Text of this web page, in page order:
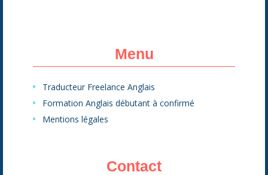
Menu
Traducteur Freelance Anglais
Formation Anglais débutant à confirmé
Mentions légales
Contact